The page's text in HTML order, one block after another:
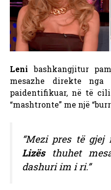
Leni bashkangjitur
mesazhe direkte nga
paidentifikuar, në të
“mashtronte” me një
“Mezi pres të
Lizësthuhet
dashuri im i ri.”